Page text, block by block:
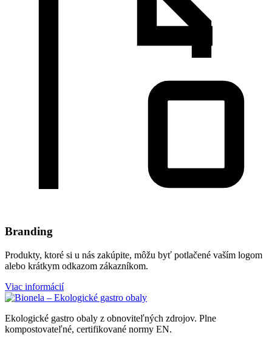
Branding
Produkty, ktoré si u nás zakúpite, môžu byť potlačené vaším logom
alebo krátkym odkazom zákazníkom.
Viac informácií
Ekologické gastro obaly z obnoviteľných zdrojov. Plne
kompostovateľné, certifikované normy EN.